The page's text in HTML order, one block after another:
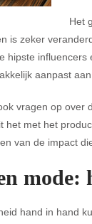
Het
is zeker
hipste
aanpast
vragen op
met het
van de impact
mode:
hand in hand